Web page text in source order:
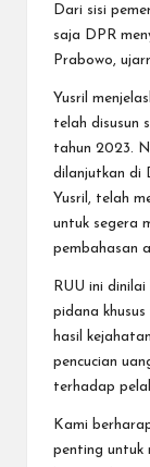
Dari sisi
saja DPR
Prabowo,
Yusril
telah disusun
tahun 2023.
dilanjutkan di
Yusril, telah
untuk segera
pembahasan
RUU ini
pidana
hasil
pencucian
terhadap
Kami
penting untuk